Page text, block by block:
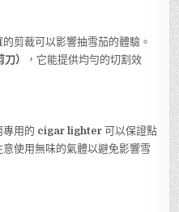
剪裁可以影響抽雪茄的體驗。
）
，它能提供均勻的切割效
專用的 cigar lighter 可以保證點
使用無味的氣體以避免影響雪